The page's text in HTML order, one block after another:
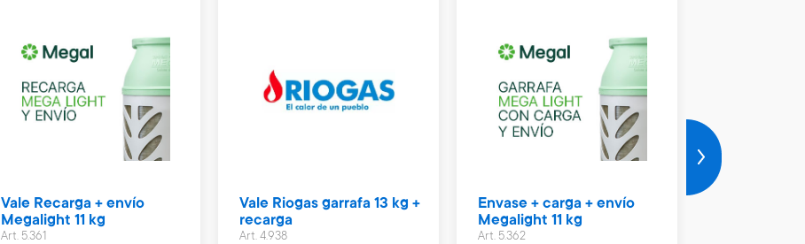
Vale Recarga + envío
Megalight 11 kg
Art. 5.361
Vale Riogas garrafa 13 kg +
recarga
Art. 4.938
Envase + carga + envío
Megalight 11 kg
Art. 5.362